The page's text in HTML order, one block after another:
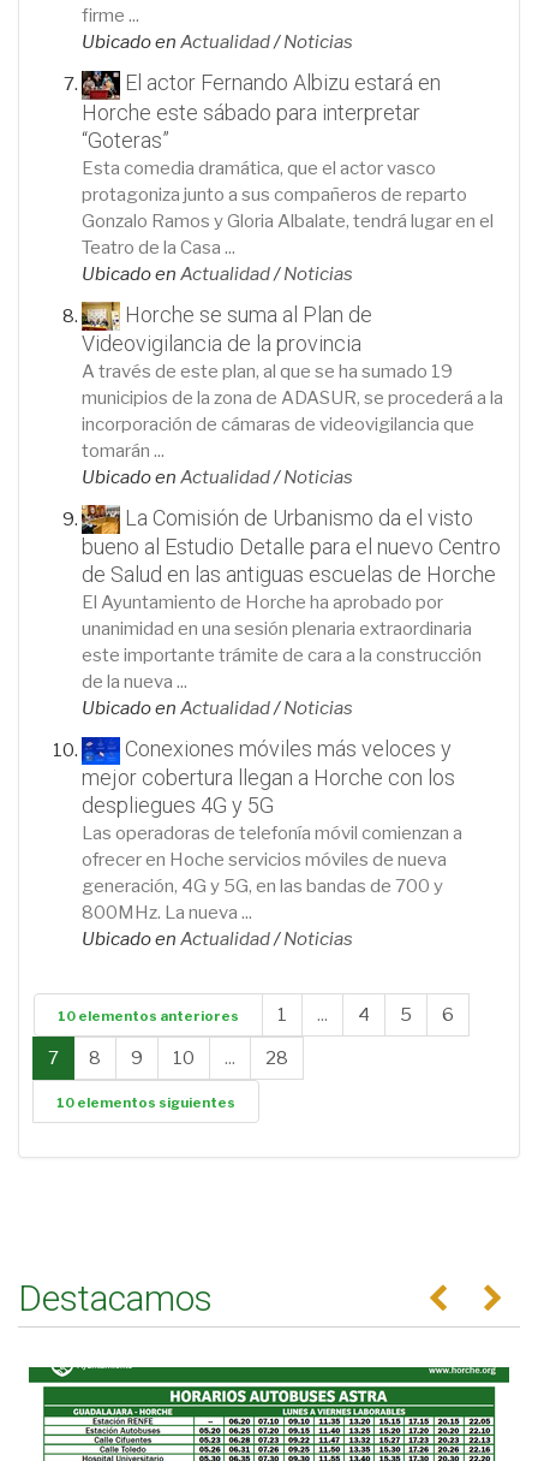
firme ...
Ubicado en Actualidad/Noticias
El actor Fernando Albizu estará en
Horche este sábado para interpretar
“Goteras”
Esta comedia dramática, que el actor vasco
protagoniza junto a sus compañeros de reparto
Gonzalo Ramos y Gloria Albalate, tendrá lugar en el
Teatro de la Casa ...
Ubicado en Actualidad/Noticias
Horche se suma al Plan de
Videovigilancia de la provincia
A través de este plan, al que se ha sumado 19
municipios de la zona de ADASUR, se procederá a la
incorporación de cámaras de videovigilancia que
tomarán ...
Ubicado en Actualidad/Noticias
La Comisión de Urbanismo da el visto
bueno al Estudio Detalle para el nuevo Centro
de Salud en las antiguas escuelas de Horche
El Ayuntamiento de Horche ha aprobado por
unanimidad en una sesión plenaria extraordinaria
este importante trámite de cara a la construcción
de la nueva ...
Ubicado en Actualidad/Noticias
Conexiones móviles más veloces y
mejor cobertura llegan a Horche con los
despliegues 4G y 5G
Las operadoras de telefonía móvil comienzan a
ofrecer en Hoche servicios móviles de nueva
generación, 4G y 5G, en las bandas de 700 y
800MHz. La nueva ...
Ubicado en Actualidad/Noticias
10 elementos anteriores 1 ... 4 5
6
7
8 9 10 ... 28
10 elementos siguientes
Destacamos Anterior